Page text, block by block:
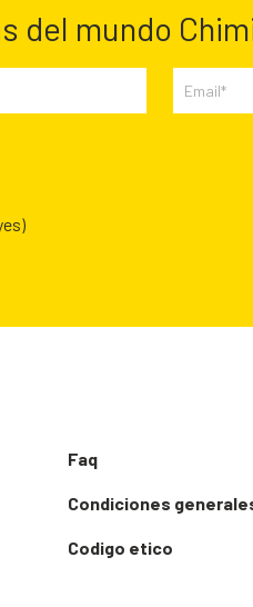
del mundo
Faq
Condiciones
Codigo etico